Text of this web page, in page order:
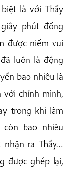
là với Thầy
phút đồng
được niềm vui
luôn là động
bao nhiêu là
với chính mình,
trong khi làm
bao nhiêu
nhận ra Thầy…
được ghép lại,